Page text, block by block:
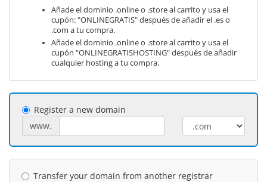
Añade el dominio .online o .store al carrito y usa el
cupón: "ONLINEGRATIS" después de añadir el .es o
.com a tu compra.
Añade el dominio .online o .store al carrito y usa el
cupón "ONLINEGRATISHOSTING" después de añadir
cualquier hosting a tu compra.
Register a new domain
www.
Transfer your domain from another registrar